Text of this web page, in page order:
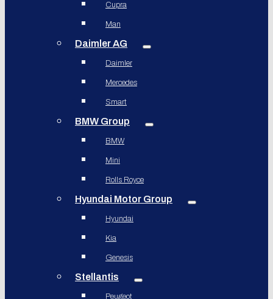
Cupra
Man
Daimler AG
Daimler
Mercedes
Smart
BMW Group
BMW
Mini
Rolls Royce
Hyundai Motor Group
Hyundai
Kia
Genesis
Stellantis
Peugeot